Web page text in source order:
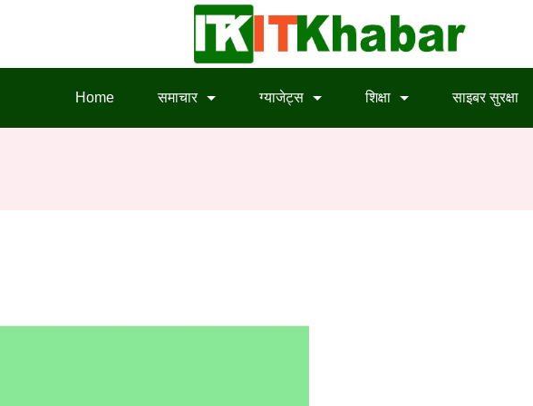
Home
समाचार ग्याजेट्स शिक्षा साइबर सुरक्षा